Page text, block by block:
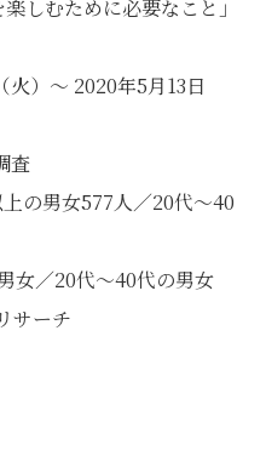
しむために必要なこと」
火）～ 2020年5月13日
査
上の男女577人／20代～40
女／20代～40代の男女
サーチ